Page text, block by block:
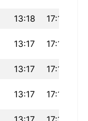
13:18 17:16
13:17 17:15
13:17 17:14
13:17 17:13